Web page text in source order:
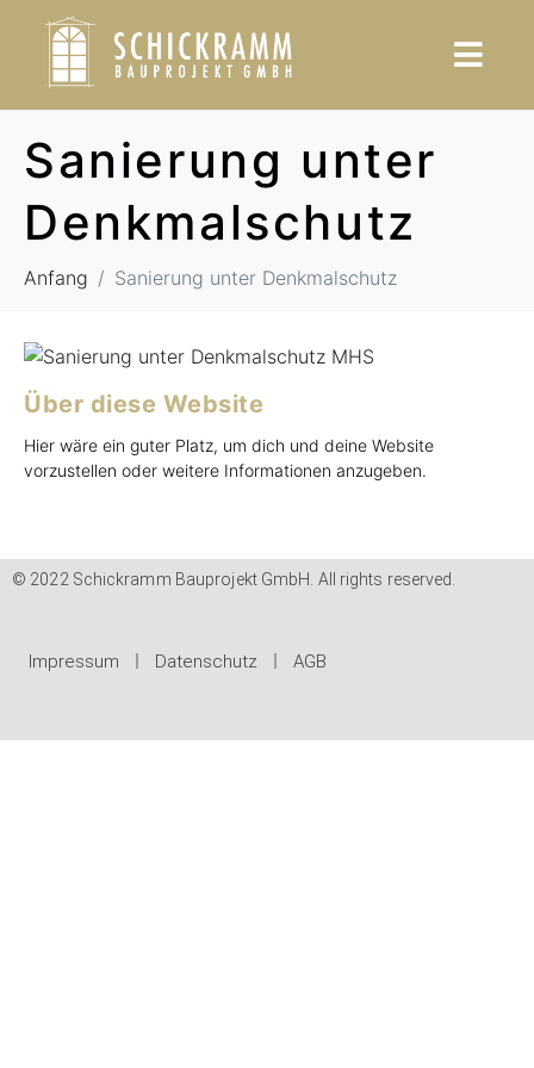
Sanierung unter
Denkmalschutz
Anfang Sanierung unter Denkmalschutz
Über diese Website
Hier wäre ein guter Platz, um dich und deine Website
vorzustellen oder weitere Informationen anzugeben.
© 2022 Schickramm Bauprojekt GmbH. All rights reserved.
Impressum Datenschutz AGB